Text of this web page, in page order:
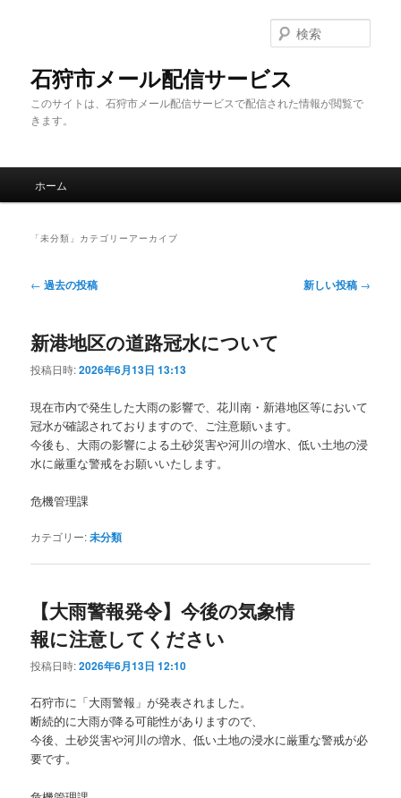
石狩市メール配信サービス
このサイトは、石狩市メール配信サービスで配信された情報が閲覧で
きます。
索
ホーム
「未分類 」カテゴリーアーカイブ
投
ビ
ゲ
ー
ョ
ン
← 過去の投稿 新しい投稿 →
新港地区の道路冠水について
投稿日時:2026年6月13日 13:13
現在市内で発生した大雨の影響で、花川南・新港地区等において
冠水が確認されておりますので、ご注意願います。
今後も、大雨の影響による土砂災害や河川の増水、低い土地の浸
水に厳重な警戒をお願いいたします。
危機管理課
カテゴリー:未分類
【大雨警報発令】今後の気象情
報に注意してください
投稿日時:2026年6月13日 12:10
石狩市に「大雨警報」が発表されました。
断続的に大雨が降る可能性がありますので、
今後、土砂災害や河川の増水、低い土地の浸水に厳重な警戒が必
要です。